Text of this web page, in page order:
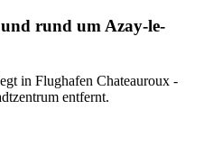
rund um Azay-le-
in Flughafen Chateauroux -
entfernt.